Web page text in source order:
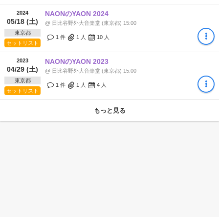
2024
05/18 (土)
東京都
セットリスト
NAONのYAON 2024
@ 日比谷野外大音楽堂 (東京都) 15:00
1 件 1 人 10 人
2023
04/29 (土)
東京都
セットリスト
NAONのYAON 2023
@ 日比谷野外大音楽堂 (東京都) 15:00
1 件 1 人 4 人
もっと見る